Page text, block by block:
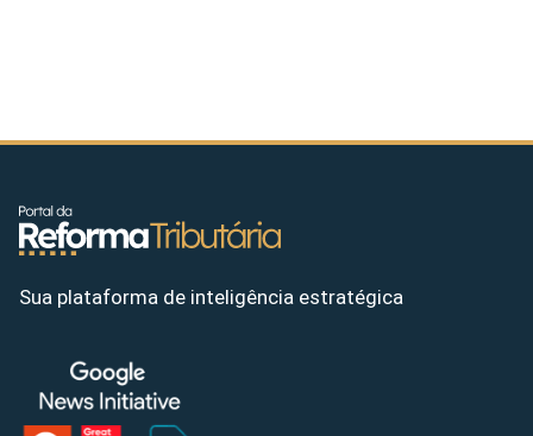
Sua plataforma de inteligência estratégica